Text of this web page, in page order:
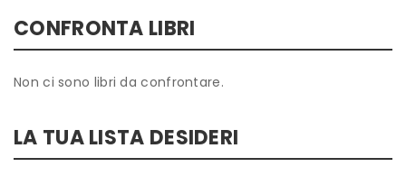
CONFRONTA LIBRI
Non ci sono libri da confrontare.
LA TUA LISTA DESIDERI